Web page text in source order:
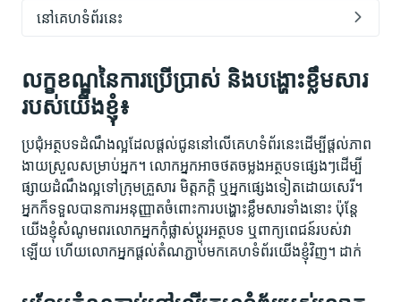
នៅគេហទំព័រនេះ
លក្ខខណ្ឌនៃការប្រើប្រាស់ និងបង្ហោះខ្លឹមសារ
របស់យើងខ្ញុំ៖
ប្រជុំអត្ថបទដំណឹងល្អដែលផ្ដល់ជូននៅលើគេហទំព័រនេះដើម្បីផ្ដល់ភាព
ងាយស្រួលសម្រាប់អ្នក។ លោកអ្នកអាចថតចម្លងអត្ថបទផ្សេងៗដើម្បី
ផ្សាយដំណឹងល្អទៅក្រុមគ្រួសារ មិត្តភក្ដិ ឬអ្នកផ្សេងទៀតដោយសេរី។
អ្នកក៏ទទួលបានការអនុញ្ញាតចំពោះការបង្ហោះខ្លឹមសារទាំងនោះ ប៉ុន្តែ
យើងខ្ញុំសំណូមពរលោកអ្នកកុំផ្លាស់ប្ដូរអត្ថបទ ឬពាក្យពេជន៍របស់វា
ឡើយ ហើយលោកអ្នកផ្ដល់តំណភ្ជាប់មកគេហទំព័រយើងខ្ញុំវិញ។ ដាក់